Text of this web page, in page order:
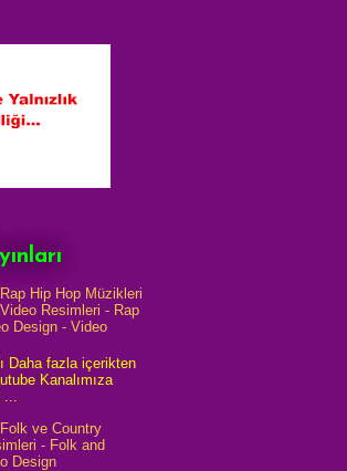
Hip Hop Müzikleri
Resimleri - Rap
Design - Video
Daha fazla içerikten
Kanalımıza
ve Country
- Folk and
Design